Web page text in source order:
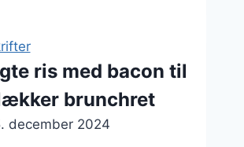
spansk
ris med bacon til
brunchret
december 2024